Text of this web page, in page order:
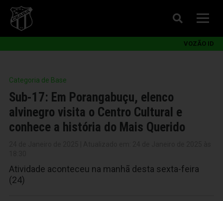
VOZÃO ID
Categoria de Base
Sub-17: Em Porangabuçu, elenco
alvinegro visita o Centro Cultural e
conhece a história do Mais Querido
Atividade aconteceu na manhã desta sexta-feira
(24)